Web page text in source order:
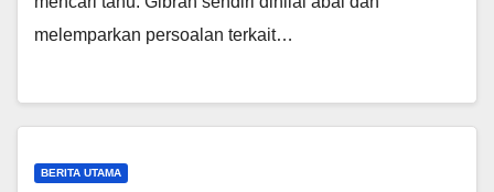
melemparkan persoalan terkait…
BERITA UTAMA